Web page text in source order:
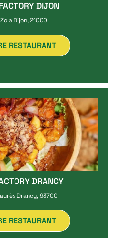
DIJON
Dijon, 21000
RESTAURANT
DRANCY
Drancy, 93700
RESTAURANT